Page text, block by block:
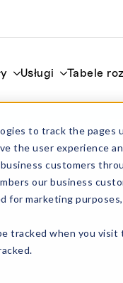
to track the
the user experience
customers
our business
for marketing
tracked when you
Usługi Tabele
cylindryczny